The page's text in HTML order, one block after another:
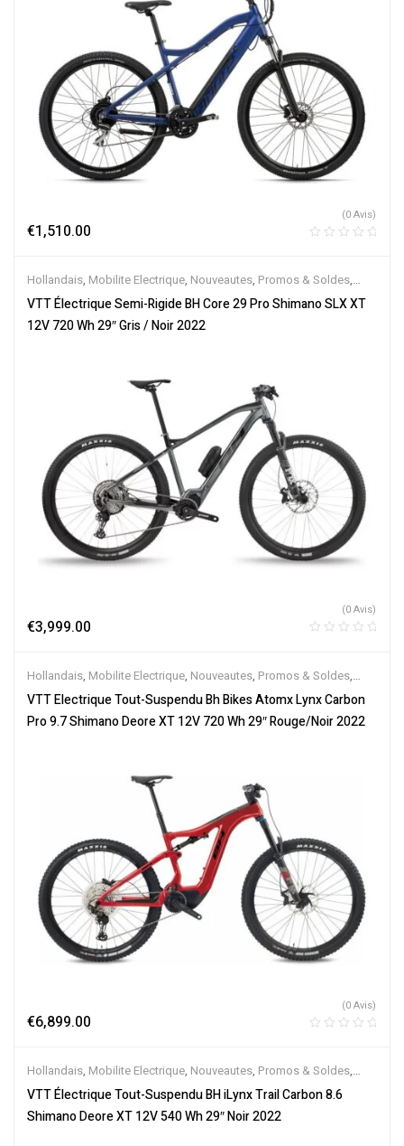
€1,510.00
(0 Avis)
Hollandais, Mobilite Electrique, Nouveautes, Promos & Soldes,
Semi-Rigides,Vélo électrique ville,Velos Electriques,VTT
Électriques
VTT Électrique Semi-Rigide BH Core 29 Pro Shimano SLX XT
12V 720 Wh 29″ Gris / Noir 2022
€3,999.00
(0 Avis)
Hollandais, Mobilite Electrique, Nouveautes, Promos & Soldes,
Tout-Suspendus ,Vélo électrique ville,Velos Electriques,VTT
Électriques
VTT Electrique Tout-Suspendu Bh Bikes Atomx Lynx Carbon
Pro 9.7 Shimano Deore XT 12V 720 Wh 29″ Rouge/Noir 2022
€6,899.00
(0 Avis)
Hollandais, Mobilite Electrique, Nouveautes, Promos & Soldes,
Tout-Suspendus,Vélo électrique ville,Velos Electriques,VTT
Électriques
VTT Électrique Tout-Suspendu BH iLynx Trail Carbon 8.6
Shimano Deore XT 12V 540 Wh 29″ Noir 2022